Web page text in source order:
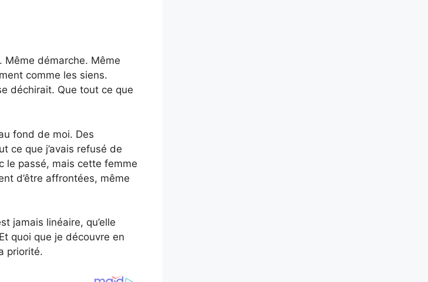
Même démarche. Même
comme les siens.
déchirait. Que tout ce que
fond de moi. Des
ce que j’avais refusé de
le passé, mais cette femme
d’être affrontées, même
jamais linéaire, qu’elle
quoi que je découvre en
priorité.